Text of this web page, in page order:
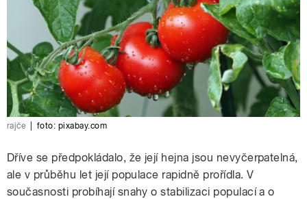
rajče foto: pixabay.com
Dříve se předpokládalo, že její hejna jsou nevyčerpatelná,
ale v průběhu let její populace rapidně prořídla. V
současnosti probíhají snahy o stabilizaci populací a o